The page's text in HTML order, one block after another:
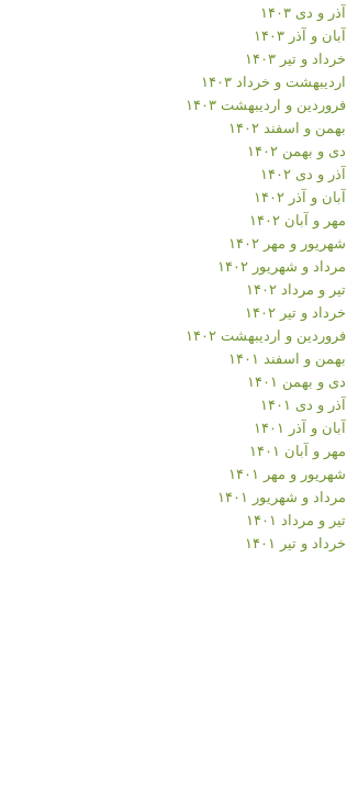
آذر و دی ۱۴۰۳
آبان و آذر ۱۴۰۳
خرداد و تیر ۱۴۰۳
اردیبهشت و خرداد ۱۴۰۳
فروردین و اردیبهشت ۱۴۰۳
بهمن و اسفند ۱۴۰۲
دی و بهمن ۱۴۰۲
آذر و دی ۱۴۰۲
آبان و آذر ۱۴۰۲
مهر و آبان ۱۴۰۲
شهریور و مهر ۱۴۰۲
مرداد و شهریور ۱۴۰۲
تیر و مرداد ۱۴۰۲
خرداد و تیر ۱۴۰۲
فروردین و اردیبهشت ۱۴۰۲
بهمن و اسفند ۱۴۰۱
دی و بهمن ۱۴۰۱
آذر و دی ۱۴۰۱
آبان و آذر ۱۴۰۱
مهر و آبان ۱۴۰۱
شهریور و مهر ۱۴۰۱
مرداد و شهریور ۱۴۰۱
تیر و مرداد ۱۴۰۱
خرداد و تیر ۱۴۰۱